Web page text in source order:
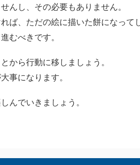
んし、その必要もありません。
ば、ただの絵に描いた餅になって
むべきです。
から行動に移しましょう。
事になります。
んでいきましょう。